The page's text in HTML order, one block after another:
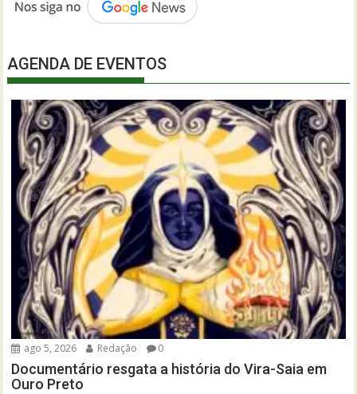
AGENDA DE EVENTOS
ago 5, 2026 Redação 0
Documentário resgata a história do Vira-Saia em
Ouro Preto